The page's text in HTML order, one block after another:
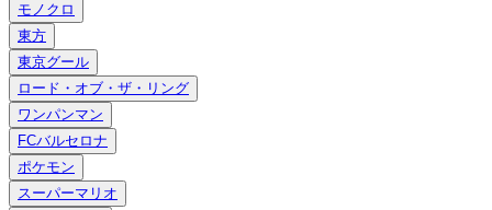
モノクロ
東方
東京グール
ロード・オブ・ザ・リング
ワンパンマン
FCバルセロナ
ポケモン
スーパーマリオ